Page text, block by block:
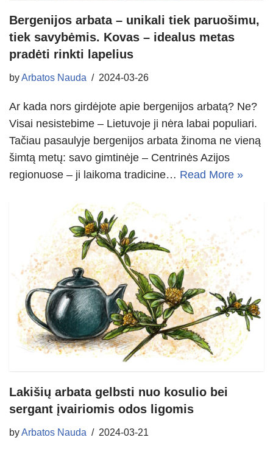
Bergenijos arbata – unikali tiek paruošimu,
tiek savybėmis. Kovas – idealus metas
pradėti rinkti lapelius
byArbatos Nauda 2024-03-26
Ar kada nors girdėjote apie bergenijos arbatą? Ne?
Visai nesistebime – Lietuvoje ji nėra labai populiari.
Tačiau pasaulyje bergenijos arbata žinoma ne vieną
šimtą metų: savo gimtinėje – Centrinės Azijos
regionuose – ji laikoma tradicine… Read More »
Lakišių arbata gelbsti nuo kosulio bei
sergant įvairiomis odos ligomis
byArbatos Nauda 2024-03-21